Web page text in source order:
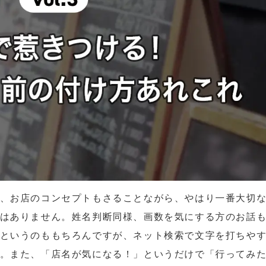
お店のコンセプトもさることながら、やはり一番大切な
ありません。姓名判断同様、画数を気にする方のお話も
いうのももちろんですが、ネット検索で文字を打ちやす
また、「店名が気になる！」というだけで「行ってみた